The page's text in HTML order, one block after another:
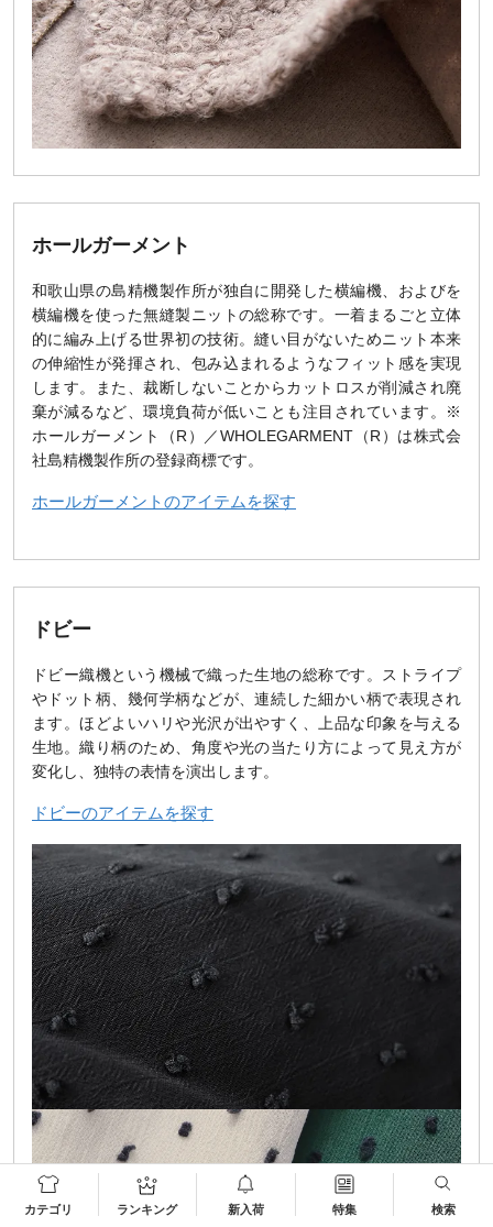
カテゴリ ランキング 新入荷 特集 検索
ホールガーメント
和歌山県の島精機製作所が独自に開発した横編機、およびを
横編機を使った無縫製ニットの総称です。一着まるごと立体
的に編み上げる世界初の技術。縫い目がないためニット本来
の伸縮性が発揮され、包み込まれるようなフィット感を実現
します。また、裁断しないことからカットロスが削減され廃
棄が減るなど、環境負荷が低いことも注目されています。※
ホールガーメント（R）／WHOLEGARMENT（R）は株式会
社島精機製作所の登録商標です。
ホールガーメントのアイテムを探す
ドビー
ドビー織機という機械で織った生地の総称です。ストライプ
やドット柄、幾何学柄などが、連続した細かい柄で表現され
ます。ほどよいハリや光沢が出やすく、上品な印象を与える
生地。織り柄のため、角度や光の当たり方によって見え方が
変化し、独特の表情を演出します。
ドビーのアイテムを探す